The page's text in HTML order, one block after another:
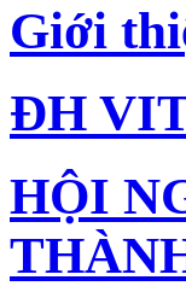
Giới
ĐH
HỘI